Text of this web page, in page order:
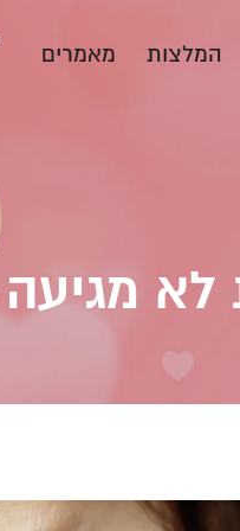
המלצות מאמרים
מגיעה